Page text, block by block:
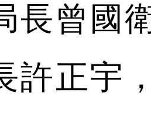
長曾國
許正宇